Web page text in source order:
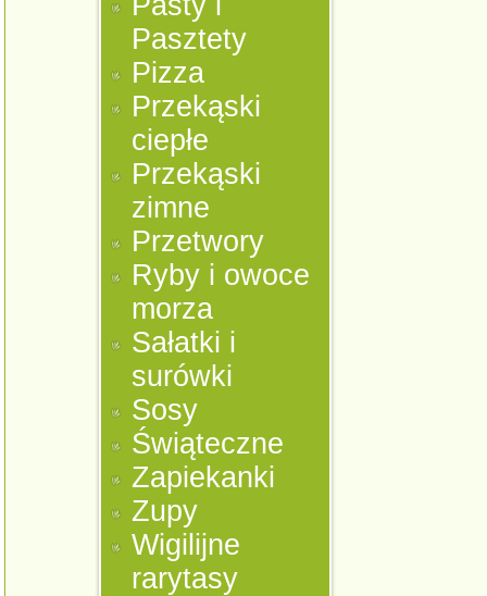
Pasztety
Pizza
Przekąski
ciepłe
Przekąski
zimne
Przetwory
Ryby i owoce
morza
Sałatki i
surówki
Sosy
Świąteczne
Zapiekanki
Zupy
Wigilijne
rarytasy